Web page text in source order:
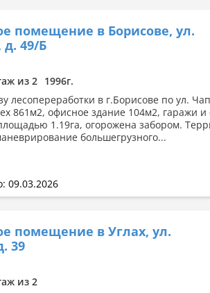
помещение в Борисове, ул.
д. 49/Б
из 2 1996г.
лесопереработки в г.Борисове по ул.
861м2, офисное здание 104м2, гаражи
1.19га, огорожена забором.
большегрузного...
09.03.2026
помещение в Углах, ул.
39
из 2